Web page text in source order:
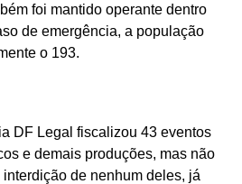
foi mantido operante dentro
de emergência, a população
o 193.
DF Legal fiscalizou 43 eventos
e demais produções, mas não
de nenhum deles, já